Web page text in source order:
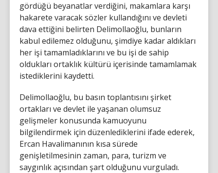
gördüğü beyanatlar verdiğini, makamlara karşı
hakarete varacak sözler kullandığını ve devleti
dava ettiğini belirten Delimollaoğlu, bunların
kabul edilemez olduğunu, şimdiye kadar aldıkları
her işi tamamladıklarını ve bu işi de sahip
oldukları ortaklık kültürü içerisinde tamamlamak
istediklerini kaydetti.
Delimollaoğlu, bu basın toplantısını şirket
ortakları ve devlet ile yaşanan olumsuz
gelişmeler konusunda kamuoyunu
bilgilendirmek için düzenlediklerini ifade ederek,
Ercan Havalimanının kısa sürede
genişletilmesinin zaman, para, turizm ve
saygınlık açısından şart olduğunu vurguladı.